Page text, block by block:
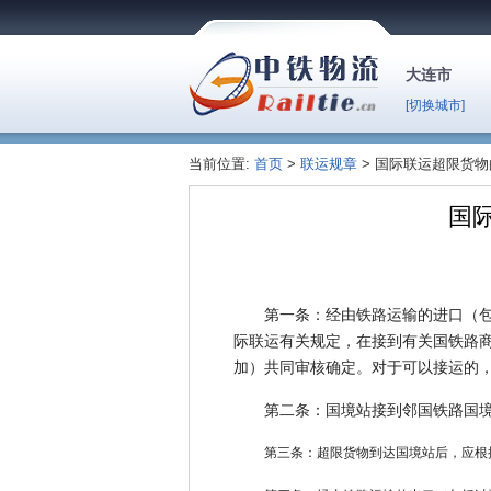
大连市
[切换城市]
当前位置: 首页 > 联运规章 > 国际联运超限货
国
第一条：经由铁路运输的进口（
际联运有关规定，在接到有关国铁路
加）共同审核确定。对于可以接运的
第二条：国境站接到邻国铁路国
第三条：超限货物到达国境站后，应根